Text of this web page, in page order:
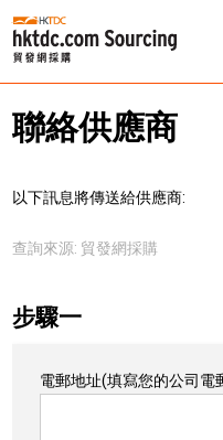
聯絡供應商
以下訊息將傳送給供應商:
查詢來源: 貿發網採購
步驟一
電郵地址(填寫您的公司電